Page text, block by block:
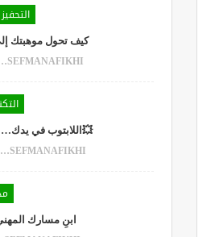
كيف تحول موهبتك
💥اللابتوب في يدك…
DR.YOUSEFMANAFIKHI
ابنِ مسارك